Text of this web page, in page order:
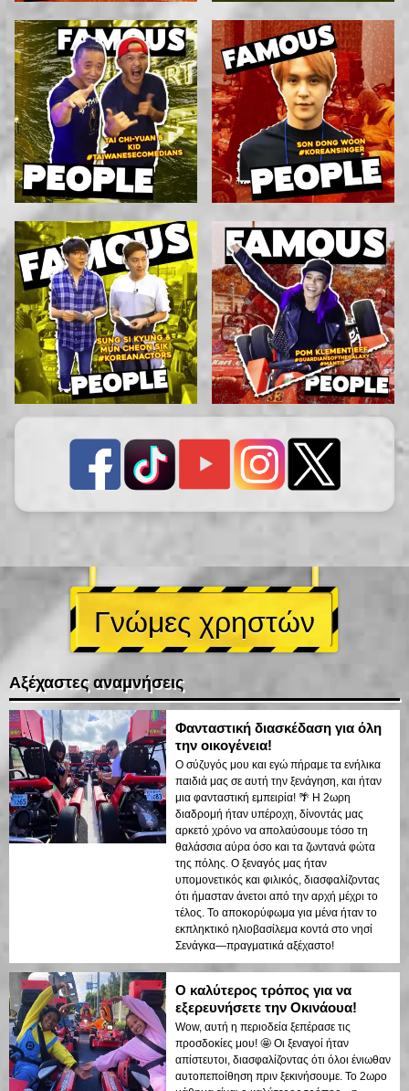
Γνώμες χρηστών
Αξέχαστες αναμνήσεις
Φανταστική διασκέδαση για όλη
την οικογένεια!
Ο σύζυγός μου και εγώ πήραμε τα ενήλικα
παιδιά μας σε αυτή την ξενάγηση, και ήταν
μια φανταστική εμπειρία! 🌴 Η 2ωρη
διαδρομή ήταν υπέροχη, δίνοντάς μας
αρκετό χρόνο να απολαύσουμε τόσο τη
θαλάσσια αύρα όσο και τα ζωντανά φώτα
της πόλης. Ο ξεναγός μας ήταν
υπομονετικός και φιλικός, διασφαλίζοντας
ότι ήμασταν άνετοι από την αρχή μέχρι το
τέλος. Το αποκορύφωμα για μένα ήταν το
εκπληκτικό ηλιοβασίλεμα κοντά στο νησί
Σενάγκα—πραγματικά αξέχαστο!
Ο καλύτερος τρόπος για να
εξερευνήσετε την Οκινάουα!
Wow, αυτή η περιοδεία ξεπέρασε τις
προσδοκίες μου! 🤩 Οι ξεναγοί ήταν
απίστευτοι, διασφαλίζοντας ότι όλοι ένιωθαν
αυτοπεποίθηση πριν ξεκινήσουμε. Το 2ωρο